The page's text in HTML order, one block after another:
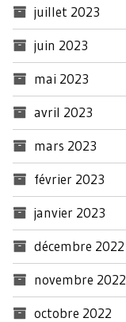
juillet 2023
juin 2023
mai 2023
avril 2023
mars 2023
février 2023
janvier 2023
décembre 2022
novembre 2022
octobre 2022